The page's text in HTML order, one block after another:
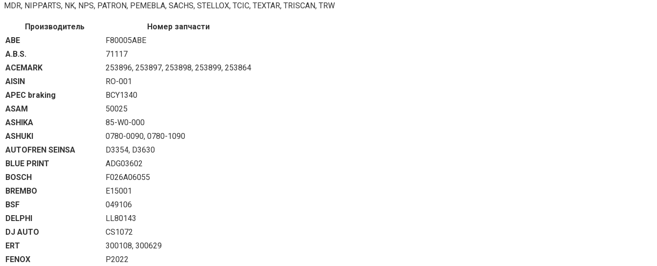
MDR, NIPPARTS, NK, NPS, PATRON, PEMEBLA, SACHS, STELLOX, TCIC, TEXTAR, TRISCAN, TRW
Производитель
Номер запчасти
ABE
F80005ABE
A.B.S.
71117
ACEMARK
253896, 253897, 253898, 253899, 253864
AISIN
RO-001
APEC braking
BCY1340
ASAM
50025
ASHIKA
85-W0-000
ASHUKI
0780-0090, 0780-1090
AUTOFREN SEINSA
D3354, D3630
BLUE PRINT
ADG03602
BOSCH
F026A06055
BREMBO
E15001
BSF
049106
DELPHI
LL80143
DJ AUTO
CS1072
ERT
300108, 300629
FENOX
P2022